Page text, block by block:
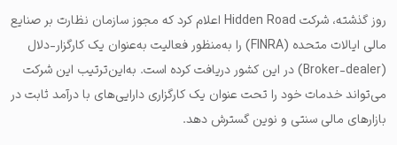
روز گذشته، شرکت Hidden Road‌ اعلام کرد که مجوز سازمان نظارت بر صنایع
مالی ایالات متحده (FINRA) را به‌منظور فعالیت به‌عنوان یک کارگزار-دلال
(Broker-dealer) در این کشور دریافت کرده است. به‌این‌ترتیب این شرکت
می‌تواند خدمات خود را تحت عنوان یک کارگزاری دارایی‌های با درآمد ثابت در
بازارهای مالی سنتی و نوین گسترش دهد.